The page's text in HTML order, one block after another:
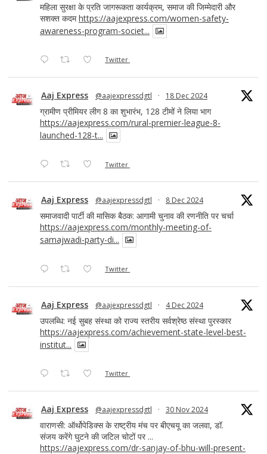
महिला सुरक्षा के प्रति जागरूकता कार्यक्रम, समाज की जिम्मेदारी और
सशक्त कदमhttps://aajexpress.com/women-safety-
awareness-program-societ...
Twitter
Aaj Express @aajexpressdgtl · 18 Dec 2024
ग्रामीण प्रीमियर लीग 8 का शुभारंभ, 128 टीमों ने लिया भाग
https://aajexpress.com/rural-premier-league-8-
launched-128-t...
Twitter
Aaj Express @aajexpressdgtl · 8 Dec 2024
समाजवादी पार्टी की मासिक बैठक: आगामी चुनाव की रणनीति पर चर्चा
https://aajexpress.com/monthly-meeting-of-
samajwadi-party-di...
Twitter
Aaj Express @aajexpressdgtl · 4 Dec 2024
उपलब्धि: नई सुबह संस्था को राज्य स्तरीय सर्वश्रेष्ठ संस्था पुरस्कार
https://aajexpress.com/achievement-state-level-best-
institut...
Twitter
Aaj Express @aajexpressdgtl · 30 Nov 2024
वाराणसी: ऑर्थोपेडिक्स के राष्ट्रीय मंच पर बीएचयू का जलवा, डॉ.
संजय करेंगे घुटने की जटिल चोटों पर ...
https://aajexpress.com/dr-sanjay-of-bhu-will-present-